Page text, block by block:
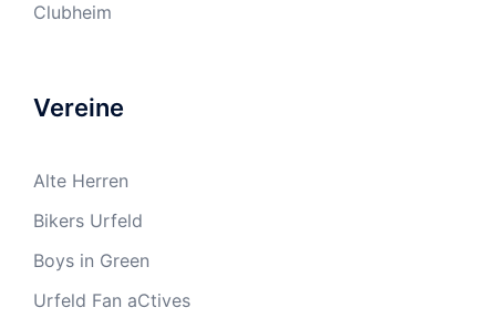
Clubheim
Vereine
Alte Herren
Bikers Urfeld
Boys in Green
Urfeld Fan aCtives